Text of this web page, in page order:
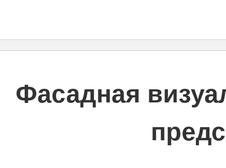
Фасадная